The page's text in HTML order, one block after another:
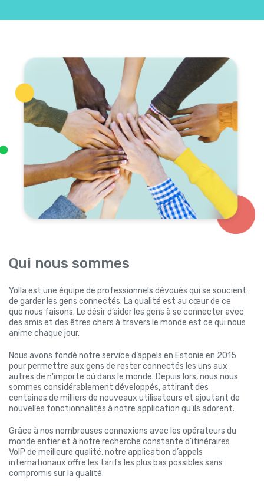
Qui nous sommes
Yolla est une équipe de professionnels dévoués qui se soucient
de garder les gens connectés. La qualité est au cœur de ce
que nous faisons. Le désir d’aider les gens à se connecter avec
des amis et des êtres chers à travers le monde est ce qui nous
anime chaque jour.
Nous avons fondé notre service d’appels en Estonie en 2015
pour permettre aux gens de rester connectés les uns aux
autres de n’importe où dans le monde. Depuis lors, nous nous
sommes considérablement développés, attirant des
centaines de milliers de nouveaux utilisateurs et ajoutant de
nouvelles fonctionnalités à notre application qu’ils adorent.
Grâce à nos nombreuses connexions avec les opérateurs du
monde entier et à notre recherche constante d’itinéraires
VoIP de meilleure qualité, notre application d’appels
internationaux offre les tarifs les plus bas possibles sans
compromis sur la qualité.